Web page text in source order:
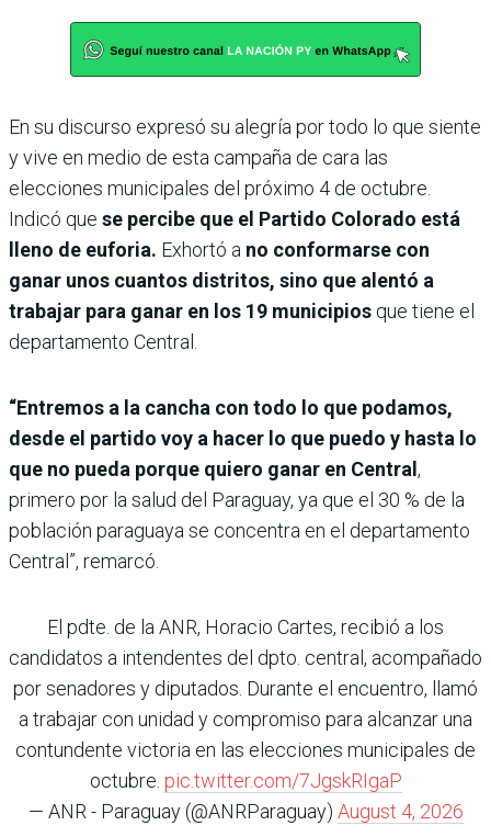
En su discurso expresó su alegría por todo lo que siente
y vive en medio de esta campaña de cara las
elecciones municipales del próximo 4 de octubre.
Indicó que se percibe que el Partido Colorado está
lleno de euforia. Exhortó a no conformarse con
ganar unos cuantos distritos, sino que alentó a
trabajar para ganar en los 19 municipios que tiene el
departamento Central.
“Entremos a la cancha con todo lo que podamos,
desde el partido voy a hacer lo que puedo y hasta lo
que no pueda porque quiero ganar en Central ,
primero por la salud del Paraguay, ya que el 30 % de la
población paraguaya se concentra en el departamento
Central”, remarcó.
El pdte. de la ANR, Horacio Cartes, recibió a los
candidatos a intendentes del dpto. central, acompañado
por senadores y diputados. Durante el encuentro, llamó
a trabajar con unidad y compromiso para alcanzar una
contundente victoria en las elecciones municipales de
octubre. pic.twitter.com/7JgskRIgaP
— ANR - Paraguay (@ANRParaguay) August 4, 2026